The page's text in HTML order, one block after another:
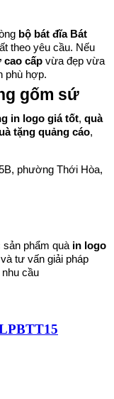
bộ bát đĩa Bát
theo yêu cầu. Nếu
cao cấp vừa đẹp vừa
phù hợp.
gốm sứ
in logo giá tốt, quà
tặng quảng cáo,
phường Thới Hòa,
sản phẩm quà in logo
cầu